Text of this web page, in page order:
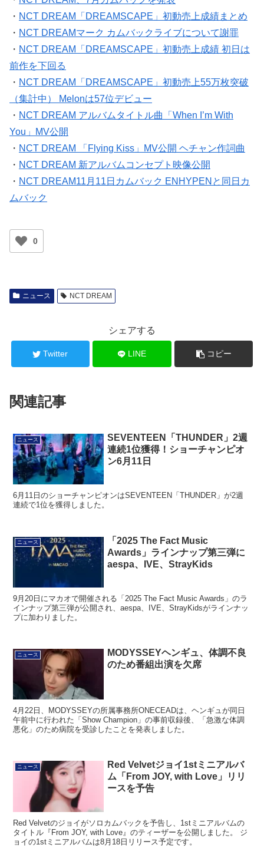
・ NCT DREAM「DREAMSCAPE」初動売上成績まとめ
・ NCT DREAMマーク カムバックライブについて謝罪
・ NCT DREAM「DREAMSCAPE」初動売上成績 初日は
前作を下回る
・ NCT DREAM「DREAMSCAPE」初動売上55万枚突破
（集計中） Melonは57位デビュー
・ NCT DREAM アルバムタイトル曲「When I’m With
You」MV公開
・ NCT DREAM 「Flying Kiss」MV公開 ヘチャン作詞曲
・ NCT DREAM 新アルバムコンセプト映像公開
・ NCT DREAM11月11日カムバック ENHYPENと同日カ
ムバック
0
ニュース NCT DREAM
シェアする
Twitter LINE コピー
関連記事
ニュース
SEVENTEEN「THUNDER」2週
連続1位獲得！ショーチャンピオ
ン6月11日
6月11日のショーチャンピオンはSEVENTEEN「THUNDER」が2週
連続で1位を獲得しました。
ニュース
「2025 The Fact Music
Awards」ラインナップ第三弾に
aespa、IVE、StrayKids
9月20日にマカオで開催される「2025 The Fact Music Awards」のラ
インナップ第三弾が公開され、aespa、IVE、StrayKidsがラインナッ
プに加わりました。
ニュース
MODYSSEYヘンギュ、体調不良
のため番組出演を欠席
4月22日、MODYSSEYの所属事務所ONECEADは、ヘンギュが同日
午前中に行われた「Show Champion」の事前収録後、「急激な体調
悪化」のため病院を受診したことを発表しました。
ニュース
Red Velvetジョイ1stミニアルバ
ム「From JOY, with Love」リリ
ースを予告
Red Velvetのジョイがソロカムバックを予告し、1stミニアルバムの
タイトル『From JOY, with Love』のティーザーを公開しました。 ジ
ョイの1stミニアルバムは8月18日リリース予定です。